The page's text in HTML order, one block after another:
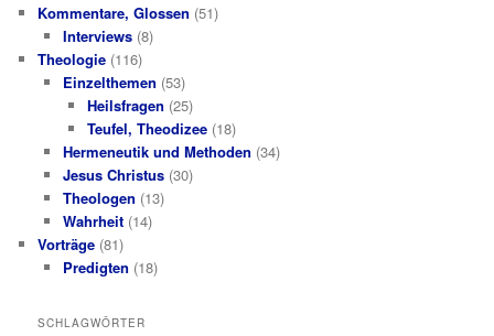
Kommentare, Glossen (51)
Interviews(8)
Theologie (116)
Einzelthemen (53)
Heilsfragen (25)
Teufel, Theodizee (18)
Hermeneutik und Methoden (34)
Jesus Christus(30)
Theologen (13)
Wahrheit(14)
Vorträge (81)
Predigten (18)
SCHLAGWÖRTER